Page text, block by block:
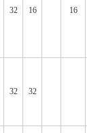
32 16 16
32 32